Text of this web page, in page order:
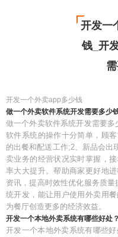
开发一
钱_开
开发一个外卖app多少钱
做一个外卖软件系统开发需要多少
做一个外卖软件系统开发需要
软件系统的操作十分简单，顾
的出餐和配送工作;2、新品会出
卖业务的经营状况实时掌握，
率大大提升。帮助商家更好地
资讯，提高时效性优化服务质
统开发，能让用户使用外卖用
为餐厅创造更多的经济效益。
开发一个本地外卖系统有哪些好处
开发一个本地外卖系统有哪些